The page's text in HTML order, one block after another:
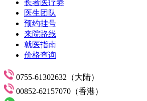
长者医疗劵
医生团队
预约挂号
来院路线
就医指南
价格查询
0755-61302632（大陆）
00852-62157070（香港）